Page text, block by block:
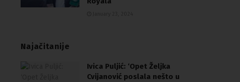
Najačitanije
Ivica Puljić: ‘Opet Željka
Cvijanović poslala nešto u